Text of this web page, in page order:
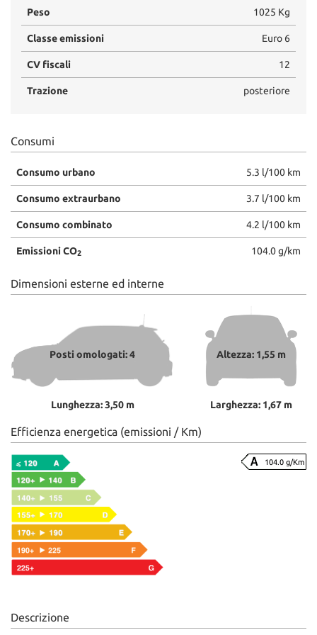
Peso 1025 Kg
Classe emissioni Euro 6
CV fiscali 12
Trazione posteriore
Consumi
Consumo urbano 5.3 l/100 km
Consumo extraurbano 3.7 l/100 km
Consumo combinato 4.2 l/100 km
Emissioni CO2 104.0 g/km
Dimensioni esterne ed interne
Posti omologati: 4
Lunghezza: 3,50 m
Altezza: 1,55 m
Larghezza: 1,67 m
Efficienza energetica (emissioni / Km)
104.0 g/Km
Descrizione